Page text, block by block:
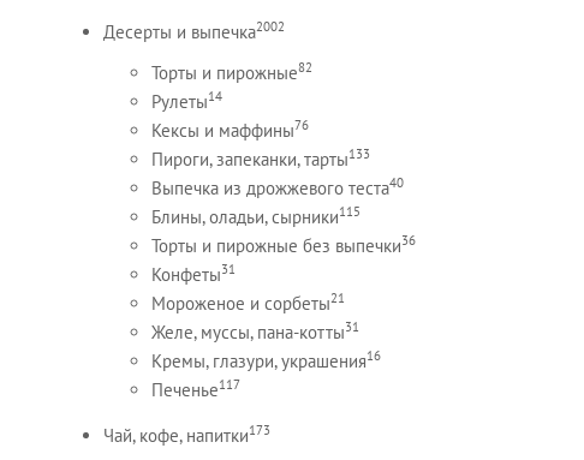
Десерты и выпечка2002
Торты и пирожные82
Рулеты14
Кексы и маффины76
Пироги, запеканки, тарты133
Выпечка из дрожжевого теста40
Блины, оладьи, сырники115
Торты и пирожные без выпечки36
Конфеты31
Мороженое и сорбеты21
Желе, муссы, пана-котты31
Кремы, глазури, украшения16
Печенье117
Чай, кофе, напитки173